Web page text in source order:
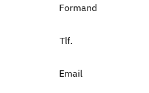
Formand
Tlf.
Email